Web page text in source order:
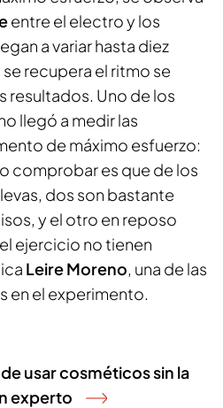
entre el electro y los
a variar hasta diez
recupera el ritmo se
resultados. Uno de los
llegó a medir las
de máximo esfuerzo:
comprobar es que de los
dos son bastante
y el otro en reposo
ejercicio no tienen
Leire Moreno, una de las
en el experimento.
usar cosméticos sin la
experto